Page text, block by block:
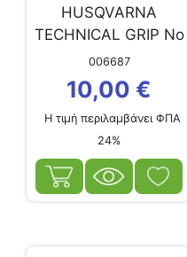
HUSQVARNA
TECHNICAL GRIP No
9
006687
10,00 €
Η τιμή περιλαμβάνει ΦΠΑ
24%